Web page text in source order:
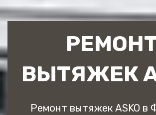
ВЫТЯЖЕК
Ремонт вытяжек ASKO в